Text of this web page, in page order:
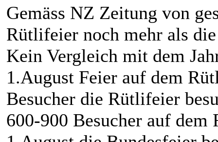
Gemäss NZ Zeitung von
Rütlifeier noch mehr als
Kein Vergleich mit dem
1.August Feier auf dem
Besucher die Rütlifeier
600-900 Besucher auf